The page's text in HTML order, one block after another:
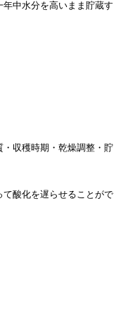
中水分を高いまま貯蔵す
収穫時期・乾燥調整・貯
酸化を遅らせることがで